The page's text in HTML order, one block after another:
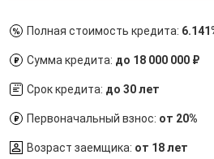
Полная стоимость кредита:
Сумма кредита: до 18 000 000 ₽
Срок кредита: до 30 лет
Первоначальный взнос: от 20%
Возраст заемщика: от 18 лет